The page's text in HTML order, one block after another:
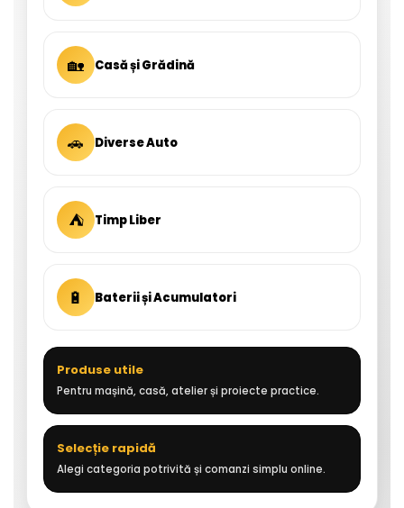
🏡 Casă și Grădină
🚗 Diverse Auto
⛺ Timp Liber
🔋 Baterii și Acumulatori
Produse utile
Pentru mașină, casă, atelier și proiecte practice.
Selecție rapidă
Alegi categoria potrivită și comanzi simplu online.